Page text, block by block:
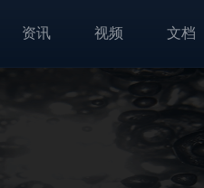
资讯 视频 文档